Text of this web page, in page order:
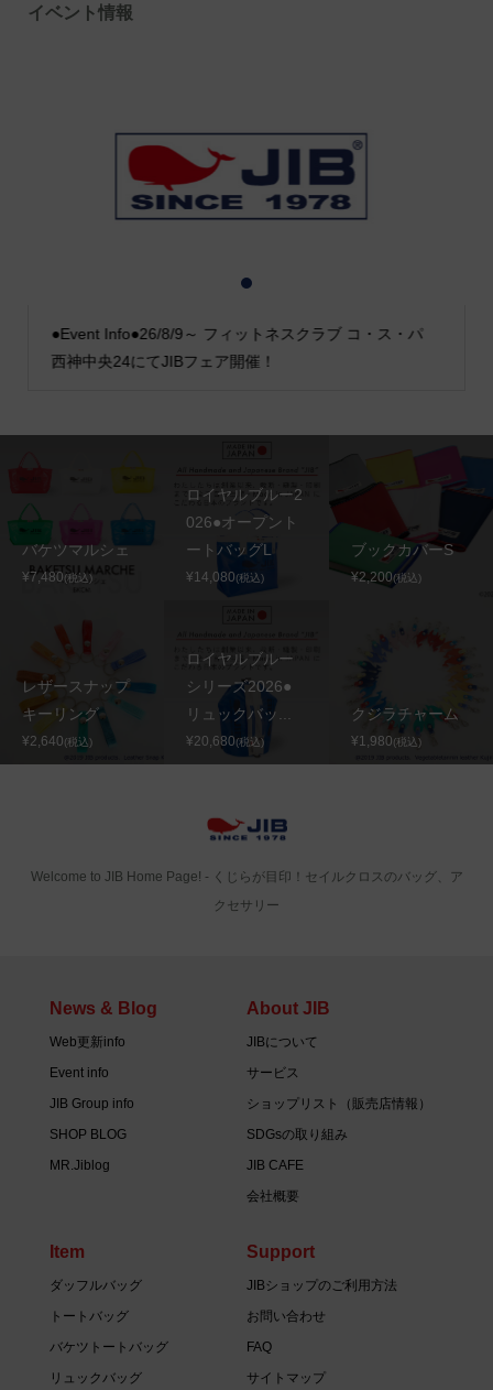
イベント情報
●Event Info●26/8/9～ フィットネスクラブ コ・ス・パ
西神中央24にてJIBフェア開催！
2
バケツマルシェ
¥7,480(税込)
ロイヤルブルー2
026●オープント
ートバッグL
¥14,080(税込)
ブックカバーS
¥2,200(税込)
レザースナップ
キーリング
¥2,640(税込)
ロイヤルブルー
シリーズ2026●
リュックバッ...
¥20,680(税込)
クジラチャーム
¥1,980(税込)
Welcome to JIB Home Page! ‐ くじらが目印！セイルクロスのバッグ、ア
クセサリー
News & Blog
Web更新info
Event info
JIB Group info
SHOP BLOG
MR.Jiblog
About JIB
JIBについて
サービス
ショップリスト（販売店情報）
SDGsの取り組み
JIB CAFE
会社概要
Item
ダッフルバッグ
トートバッグ
バケツトートバッグ
リュックバッグ
Support
JIBショップのご利用方法
お問い合わせ
FAQ
サイトマップ